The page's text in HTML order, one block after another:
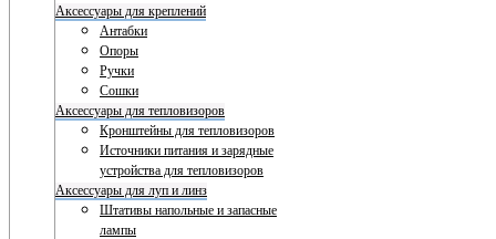
Аксессуары для креплений
Антабки
Опоры
Ручки
Сошки
Аксессуары для тепловизоров
Кронштейны для тепловизоров
Источники питания и зарядные
устройства для тепловизоров
Аксессуары для луп и линз
Штативы напольные и запасные
лампы